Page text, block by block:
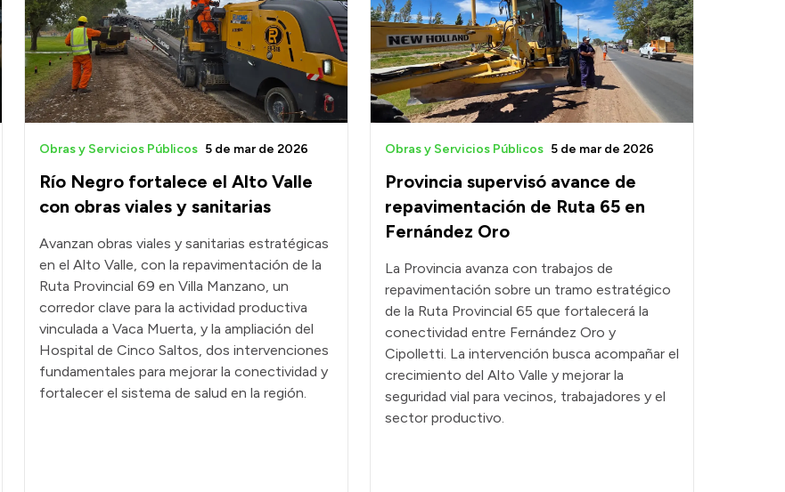
Río Negro fortalece el Alto Valle
con obras viales y sanitarias
Obras y Servicios Públicos 5 de mar de 2026
Avanzan obras viales y sanitarias estratégicas
en el Alto Valle, con la repavimentación de la
Ruta Provincial 69 en Villa Manzano, un
corredor clave para la actividad productiva
vinculada a Vaca Muerta, y la ampliación del
Hospital de Cinco Saltos, dos intervenciones
fundamentales para mejorar la conectividad y
fortalecer el sistema de salud en la región.
Provincia supervisó avance de
repavimentación de Ruta 65 en
Fernández Oro
Obras y Servicios Públicos 5 de mar de 2026
La Provincia avanza con trabajos de
repavimentación sobre un tramo estratégico
de la Ruta Provincial 65 que fortalecerá la
conectividad entre Fernández Oro y
Cipolletti. La intervención busca acompañar el
crecimiento del Alto Valle y mejorar la
seguridad vial para vecinos, trabajadores y el
sector productivo.